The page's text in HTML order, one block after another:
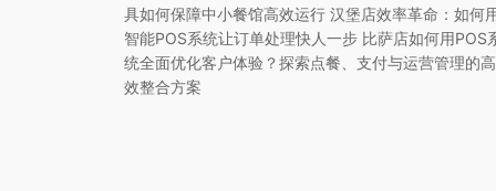
具如何保障中小餐馆高效运行 汉堡店效率革命：如何
智能POS系统让订单处理快人一步 比萨店如何用POS
统全面优化客户体验？探索点餐、支付与运营管理的高
效整合方案